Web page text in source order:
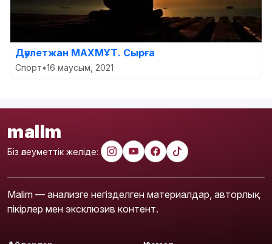
Дәулетжан МАХМҰТ. Сырға
Спорт•16 маусым, 2021
malim
Біз әлеуметтік желіде:
Malim — анализге негізделген материалдар, авторлық
пікірлер мен эксклюзив контент.